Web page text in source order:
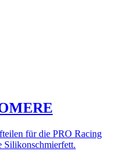
für die PRO Racing
Silikonschmierfett.